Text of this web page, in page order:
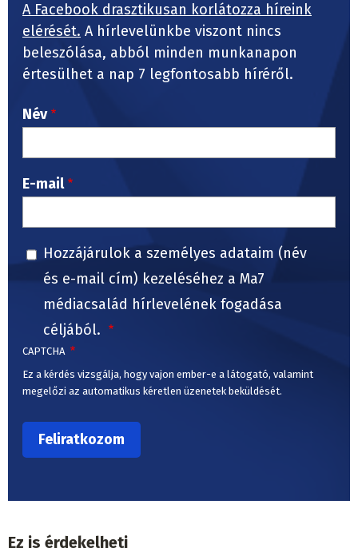
A Facebook drasztikusan korlátozza híreink
elérését. A hírlevelünkbe viszont nincs
beleszólása, abból minden munkanapon
értesülhet a nap 7 legfontosabb híréről.
Név
E-mail
Hozzájárulok a személyes adataim (név
és e-mail cím) kezeléséhez a Ma7
médiacsalád hírlevelének fogadása
céljából.
CAPTCHA
Ez a kérdés vizsgálja, hogy vajon ember-e a látogató, valamint
megelőzi az automatikus kéretlen üzenetek beküldését.
Ez is érdekelheti